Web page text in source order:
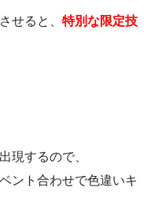
せると、 特別な限定技
現するので、
ント合わせで色違いキ